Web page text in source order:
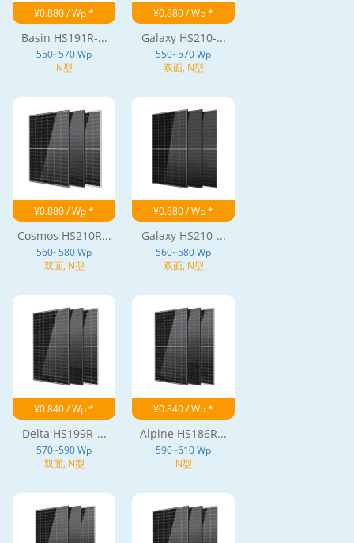
¥0.880 / Wp *
Basin HS191R-...
550~570 Wp
N型
¥0.880 / Wp *
Galaxy HS210-...
550~570 Wp
双面, N型
¥0.880 / Wp *
Cosmos HS210R...
560~580 Wp
双面, N型
¥0.880 / Wp *
Galaxy HS210-...
560~580 Wp
双面, N型
¥0.840 / Wp *
Delta HS199R-...
570~590 Wp
双面, N型
¥0.840 / Wp *
Alpine HS186R...
590~610 Wp
N型